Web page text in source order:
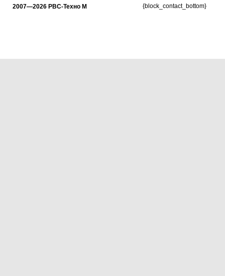
2007—2026 РВС-Техно М {block_contact_bottom}